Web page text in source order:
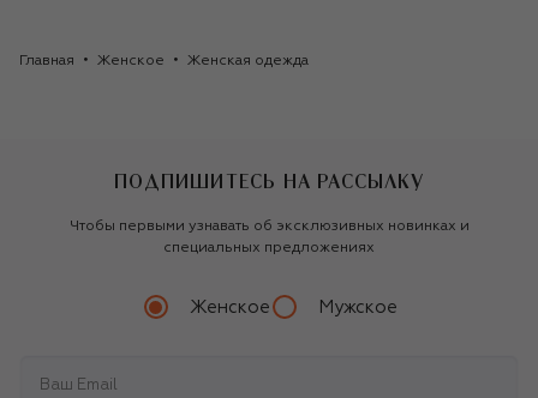
Главная Женское Женская одежда
ПОДПИШИТЕСЬ НА РАССЫЛКУ
Чтобы первыми узнавать об эксклюзивных новинках и
специальных предложениях
Женское Мужское